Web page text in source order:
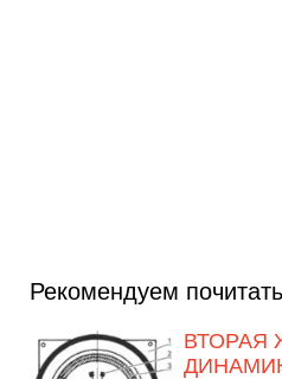
Рекомендуем почитать
ВТОРАЯ